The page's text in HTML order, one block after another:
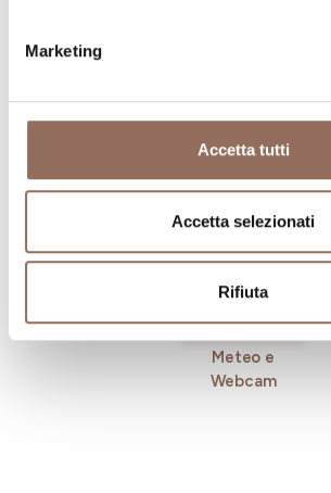
Marketing
Accetta tutti
Accetta selezionati
Rifiuta
Registro
Meteo e
Webcam